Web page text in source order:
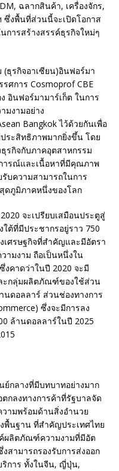
ฉลากสินค้า, เครื่องจักร,
งพื้นที่ส่วนนี้จะเปิดโอกาส
การสร้างสรรค์ธุรกิจใหม่ๆ
(ธุรกิจอาเซียน)อินฟอร์มา
รศการ Cosmoprof CBE
อินฟอร์มามาร์เก็ต ในการ
มงามอย่าง
Bangkok ไว้ด้วยกันเพื่อ
ระสิทธิภาพมากยิ่งขึ้น โดย
รกิจกับภาคอุตสาหกรรม
ารณ์และเนื้อหาที่มีคุณภาพ
บความสามารถในการ
ดภูมิภาคหนึ่งของโลก
จะเปรียบเสมือนประตูสู่
ใต้ที่มีประชากรอยู่ราว 750
เศรษฐกิจที่สำคัญและมีอัตรา
ามงาม ถือเป็นหนึ่งใน
คาดว่าในปี 2020 จะมี
ะกลุ่มผลิตภัณฑ์ของใช้ส่วน
นดอลลาร์ ส่วนช่องทางการ
ซึ่งจะมีการลง
ล้านดอลลาร์ในปี 2025
ย์กลางที่มีบทบาทอย่างมาก
กลงทางการค้าที่รัฐบาลจัด
ามพร้อมด้านสิ่งอำนวย
พื้นฐาน ที่สำคัญประเทศไทย
ผลิตภัณฑ์ความงามที่มีอัต
สามารถรองรับการส่งออก
การ ทั้งในจีน, ญี่ปุ่น,